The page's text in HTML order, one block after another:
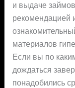
и выдаче
рекомендацией
материалов
Если вы по
дождаться
понадобились